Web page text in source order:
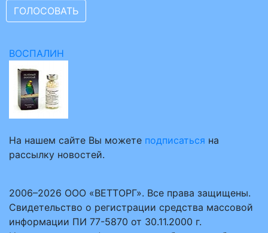
ВОСПАЛИН
На нашем сайте Вы можете подписаться на
рассылку новостей.
2006–2026 ООО «ВЕТТОРГ». Все права защищены.
Свидетельство о регистрации средства массовой
информации ПИ 77-5870 от 30.11.2000 г.